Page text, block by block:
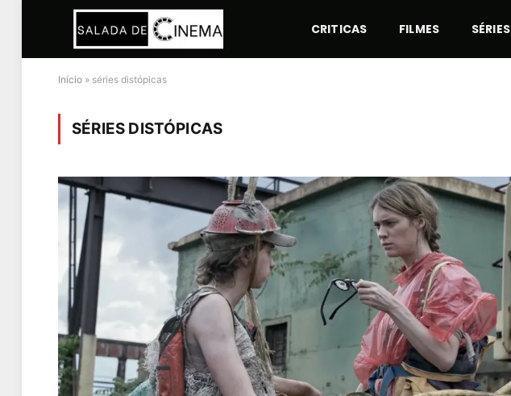
CRITICAS FILMES SÉRIES
Início » séries distópicas
SÉRIES DISTÓPICAS